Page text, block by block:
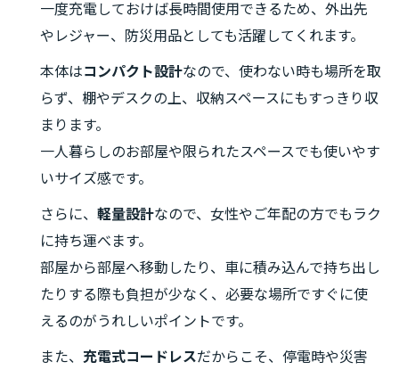
一度充電しておけば長時間使用できるため、外出先
やレジャー、防災用品としても活躍してくれます。
本体はコンパクト設計なので、使わない時も場所を取
らず、棚やデスクの上、収納スペースにもすっきり収
まります。
一人暮らしのお部屋や限られたスペースでも使いやす
いサイズ感です。
さらに、 軽量設計なので、女性やご年配の方でもラク
に持ち運べます。
部屋から部屋へ移動したり、車に積み込んで持ち出し
たりする際も負担が少なく、必要な場所ですぐに使
えるのがうれしいポイントです。
また、 充電式コードレスだからこそ、停電時や災害